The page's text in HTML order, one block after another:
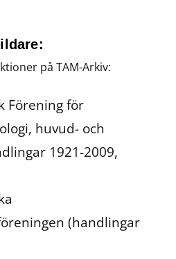
på TAM-Arkiv:
Förening för
huvud- och
1921-2009,
(handlingar